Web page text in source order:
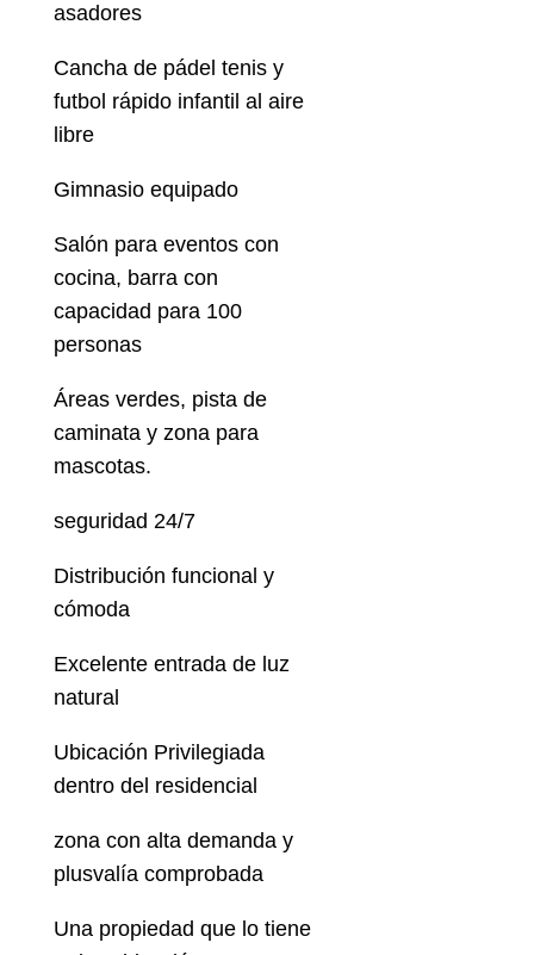
asadores
Cancha de pádel tenis y
futbol rápido infantil al aire
libre
Gimnasio equipado
Salón para eventos con
cocina, barra con
capacidad para 100
personas
Áreas verdes, pista de
caminata y zona para
mascotas.
seguridad 24/7
Distribución funcional y
cómoda
Excelente entrada de luz
natural
Ubicación Privilegiada
dentro del residencial
zona con alta demanda y
plusvalía comprobada
Una propiedad que lo tiene